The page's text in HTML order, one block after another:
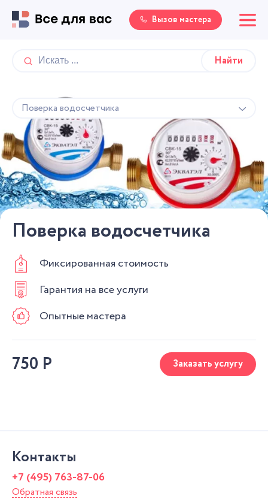
Вызов мастера
Поверка водосчетчика
Поверка водосчетчика
Фиксированная стоимость
Гарантия на все услуги
Опытные мастера
750 Р Заказать услугу
Контакты
+7 (495) 763-87-06
Обратная связь